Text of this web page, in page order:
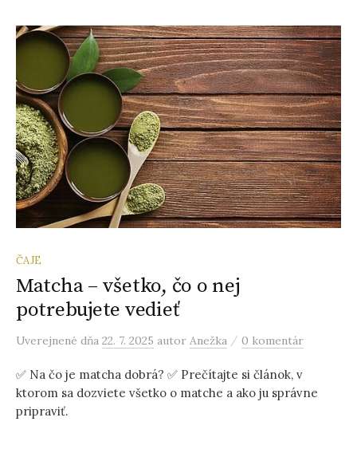
ČAJE
Matcha – všetko, čo o nej
potrebujete vedieť
Uverejnené dňa 22. 7. 2025 autor Anežka / 0 komentár
✅ Na čo je matcha dobrá? ✅ Prečítajte si článok, v
ktorom sa dozviete všetko o matche a ako ju správne
pripraviť.